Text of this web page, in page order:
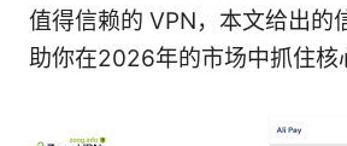
值得信赖的 VPN，本文给出的
助你在2026年的市场中抓住核